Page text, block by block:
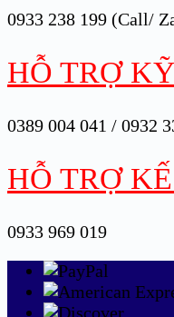
0933 238 199 (Call/
HỖ TRỢ
0389 004 041 / 0932
HỖ TRỢ
0933 969 019